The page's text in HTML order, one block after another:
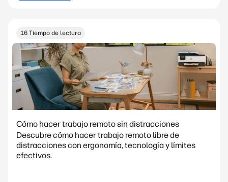
16 Tiempo de lectura
Cómo hacer trabajo remoto sin distracciones
Descubre cómo hacer trabajo remoto libre de
distracciones con ergonomía, tecnología y límites
efectivos.